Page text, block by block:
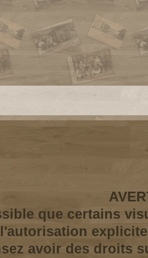
que certains
l'autorisation
avoir des droits